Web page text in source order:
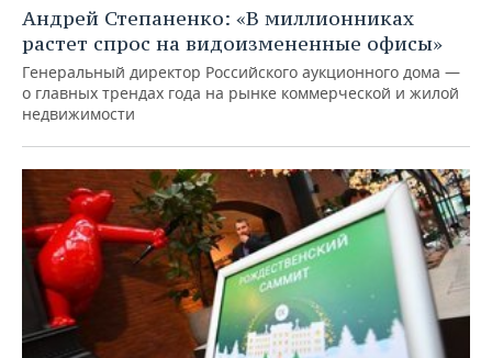
Андрей Степаненко: «В миллионниках
растет спрос на видоизмененные офисы»
Генеральный директор Российского аукционного дома —
о главных трендах года на рынке коммерческой и жилой
недвижимости